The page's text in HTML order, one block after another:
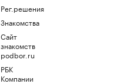
Рег.решения
Знакомства
Сайт
знакомств
podbor.ru
РБК
Компании